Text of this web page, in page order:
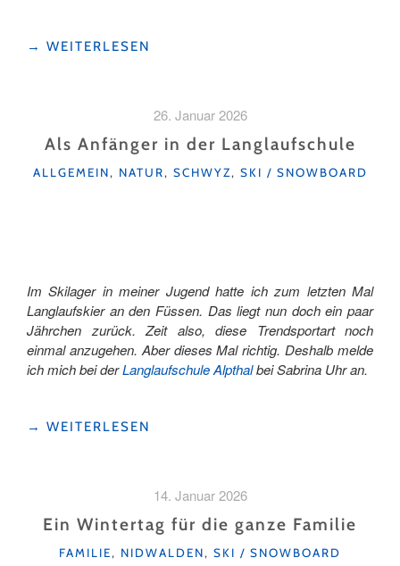
"SKIFAHREN UNTER DEM STERNENHIMMEL IN
→ WEITERLESEN
26. Januar 2026
Als Anfänger in der Langlaufschule
KATEGORIEN
ALLGEMEIN, NATUR, SCHWYZ, SKI / SNOWBOARD
Im Skilager in meiner Jugend hatte ich zum letzten Mal
Langlaufskier an den Füssen. Das liegt nun doch ein paar
Jährchen zurück. Zeit also, diese Trendsportart noch
einmal anzugehen. Aber dieses Mal richtig. Deshalb melde
ich mich bei derLanglaufschule Alpthalbei Sabrina Uhr an.
"ALS
LANGLAUFSCHULE"
→ WEITERLESEN
14. Januar 2026
Ein Wintertag für die ganze Familie
KATEGORIEN
FAMILIE, NIDWALDEN, SKI / SNOWBOARD